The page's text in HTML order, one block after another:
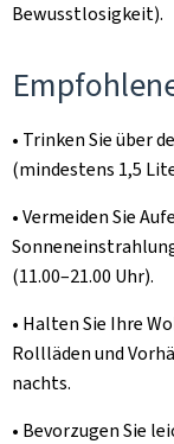
Bewusstlosigkeit).
• Trinken Sie über
(mindestens 1,5
• Vermeiden Sie
(11.00–21.00 Uhr).
• Halten Sie Ihre
Rollläden und
nachts.
• Bevorzugen Sie